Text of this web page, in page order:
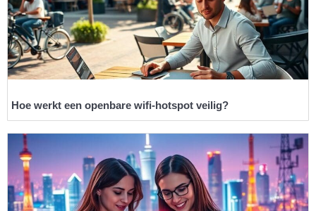
Hoe werkt een openbare wifi-hotspot veilig?